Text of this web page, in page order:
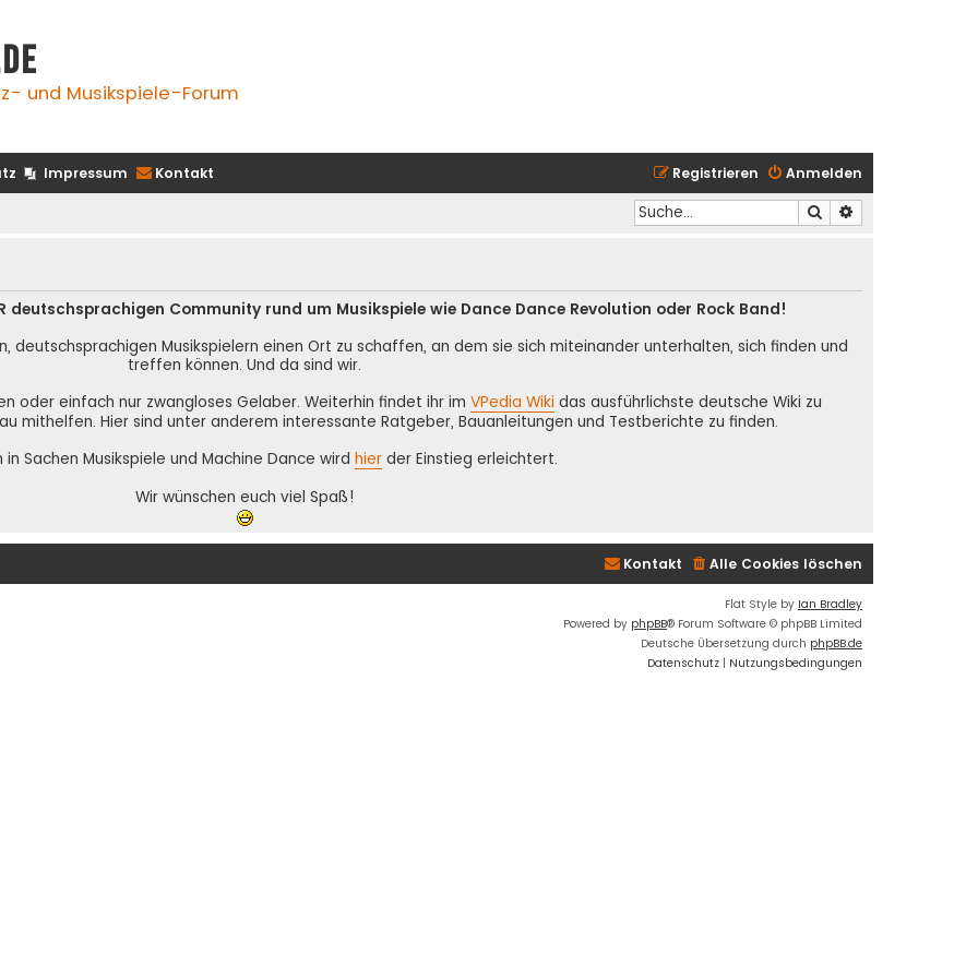
und Musikspiele-Forum
Impressum Kontakt Anmelden
Registrieren
Suche
deutschsprachigen Community rund um Musikspiele wie Dance Dance Revolution oder Rock Band!
deutschsprachigen Musikspielern einen Ort zu schaffen, an dem sie sich miteinander unterhalten, sich finden und
treffen können. Und da sind wir.
oder einfach nur zwangloses Gelaber. Weiterhin findet ihr im VPedia Wiki das ausführlichste deutsche Wiki zu
mithelfen. Hier sind unter anderem interessante Ratgeber, Bauanleitungen und Testberichte zu finden.
in Sachen Musikspiele und Machine Dance wird hier der Einstieg erleichtert.
Wir wünschen euch viel Spaß!
Alle Cookies löschen
Kontakt
Flat Style by Ian Bradley
Powered by phpBB® Forum Software © phpBB Limited
Deutsche Übersetzung durch phpBB.de
Datenschutz | Nutzungsbedingungen